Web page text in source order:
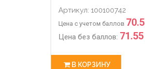
Артикул: 100100742
Цена с учетом баллов
Цена без баллов:
В КОРЗИНУ